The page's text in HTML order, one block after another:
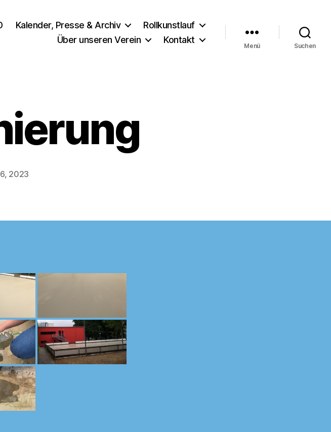
Kalender, Presse & Archiv
Rollkunstlauf
Über unseren Verein
Kontakt
Menü Suchen
2023